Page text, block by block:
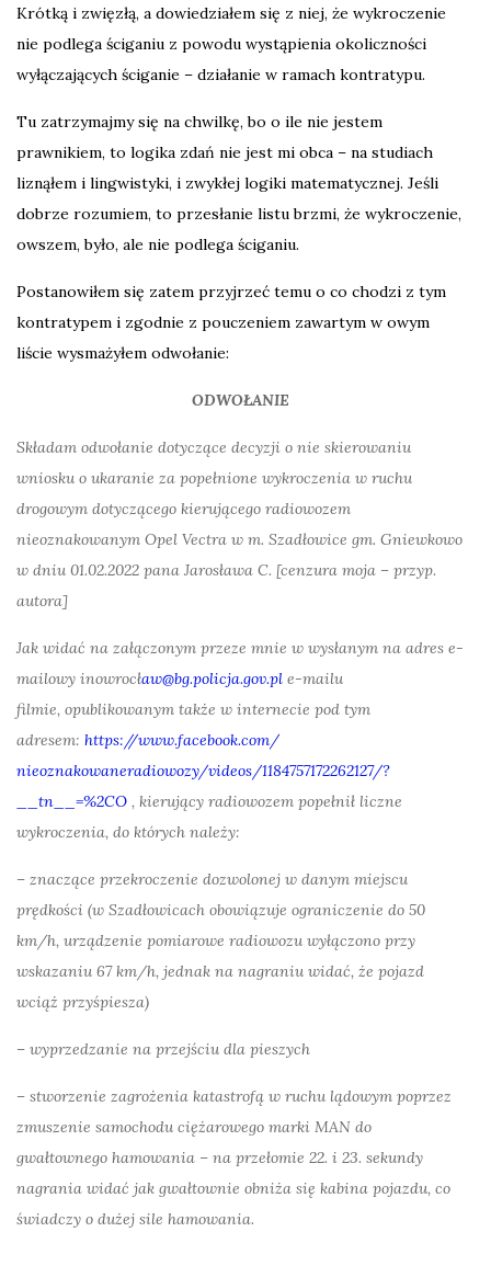
Krótką i zwięzłą, a dowiedziałem się z niej, że wykroczenie
nie podlega ściganiu z powodu wystąpienia okoliczności
wyłączających ściganie – działanie w ramach kontratypu.
Tu zatrzymajmy się na chwilkę, bo o ile nie jestem
prawnikiem, to logika zdań nie jest mi obca – na studiach
liznąłem i lingwistyki, i zwykłej logiki matematycznej. Jeśli
dobrze rozumiem, to przesłanie listu brzmi, że wykroczenie,
owszem, było, ale nie podlega ściganiu.
Postanowiłem się zatem przyjrzeć temu o co chodzi z tym
kontratypem i zgodnie z pouczeniem zawartym w owym
liście wysmażyłem odwołanie:
ODWOŁANIE
Składam odwołanie dotyczące decyzji o nie skierowaniu
wniosku o ukaranie za popełnione wykroczenia w ruchu
drogowym dotyczącego kierującego radiowozem
nieoznakowanym Opel Vectra w m. Szadłowice gm. Gniewkowo
w dniu 01.02.2022 pana Jarosława C. [cenzura moja – przyp.
autora]
Jak widać na załączonym przeze mnie w wysłanym na adres e-
mailowy inowrocław@bg.policja.gov.pl e-mailu
filmie, opublikowanym także w internecie pod tym
adresem: https://www.facebook.com/
nieoznakowaneradiowozy/videos/1184757172262127/?
__tn__=%2CO , kierujący radiowozem popełnił liczne
wykroczenia, do których należy:
– znaczące przekroczenie dozwolonej w danym miejscu
prędkości (w Szadłowicach obowiązuje ograniczenie do 50
km/h, urządzenie pomiarowe radiowozu wyłączono przy
wskazaniu 67 km/h, jednak na nagraniu widać, że pojazd
wciąż przyśpiesza)
– wyprzedzanie na przejściu dla pieszych
– stworzenie zagrożenia katastrofą w ruchu lądowym poprzez
zmuszenie samochodu ciężarowego marki MAN do
gwałtownego hamowania – na przełomie 22. i 23. sekundy
nagrania widać jak gwałtownie obniża się kabina pojazdu, co
świadczy o dużej sile hamowania.